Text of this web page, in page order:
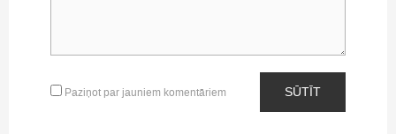
Paziņot par jauniem komentāriem SŪTĪT